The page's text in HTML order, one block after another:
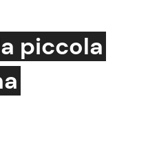
e Ricette
piccola